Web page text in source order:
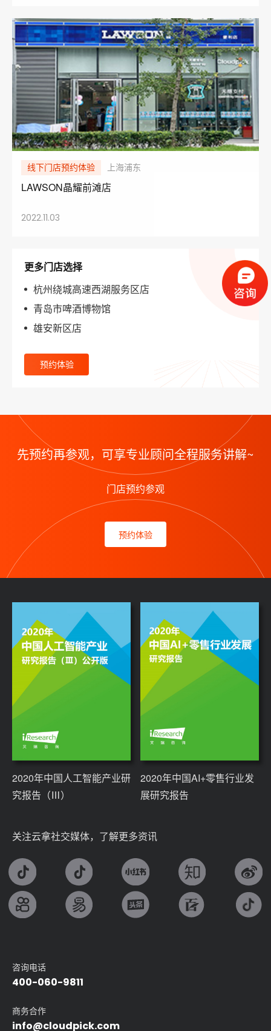
线下门店预约体验 上海浦东
LAWSON晶耀前滩店
2022.11.03
更多门店选择
杭州绕城高速西湖服务区店
青岛市啤酒博物馆
雄安新区店
预约体验
先预约再参观，可享专业顾问全程服务讲解~
门店预约参观
预约体验
2020年中国人工智能产业研
究报告（Ⅲ）
2020年中国AI+零售行业发
展研究报告
关注云拿社交媒体，了解更多资讯
咨询电话
400-060-9811
商务合作
info@cloudpick.com